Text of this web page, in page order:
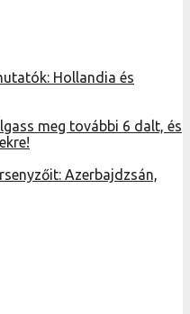
Hollandia és
meg további 6 dalt, és
Azerbajdzsán,